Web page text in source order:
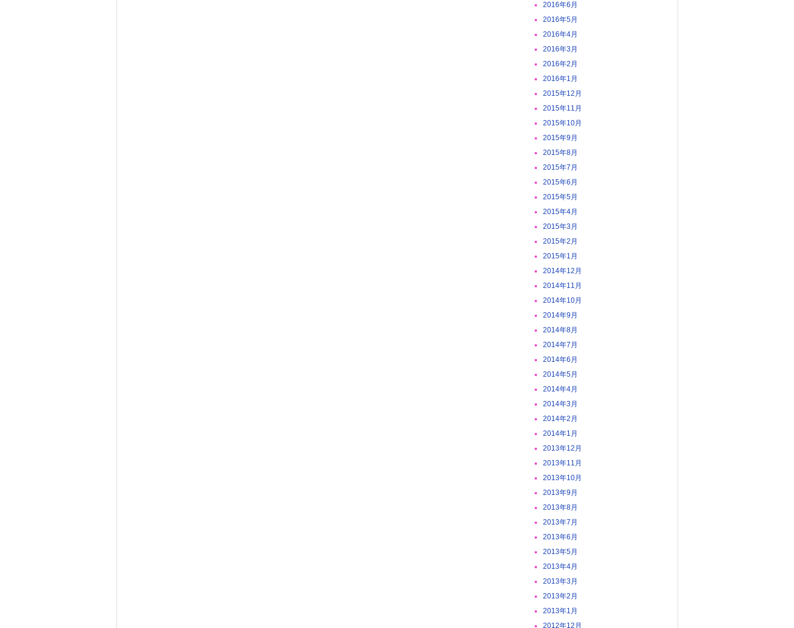
2016年6月
2016年5月
2016年4月
2016年3月
2016年2月
2016年1月
2015年12月
2015年11月
2015年10月
2015年9月
2015年8月
2015年7月
2015年6月
2015年5月
2015年4月
2015年3月
2015年2月
2015年1月
2014年12月
2014年11月
2014年10月
2014年9月
2014年8月
2014年7月
2014年6月
2014年5月
2014年4月
2014年3月
2014年2月
2014年1月
2013年12月
2013年11月
2013年10月
2013年9月
2013年8月
2013年7月
2013年6月
2013年5月
2013年4月
2013年3月
2013年2月
2013年1月
2012年12月